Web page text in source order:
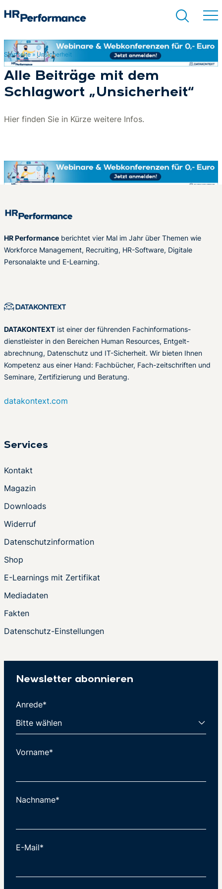
Suchen
Startseite» Unsicherheit
Alle Beiträge mit dem
Schlagwort „Unsicherheit“
Hier finden Sie in Kürze weitere Infos.
HR Performance berichtet vier Mal im Jahr über Themen wie
Workforce Management, Recruiting, HR-Software, Digitale
Personalakte und E-Learning.
DATAKONTEXT ist einer der führenden Fachinformations-
dienstleister in den Bereichen Human Resources, Entgelt-
abrechnung, Datenschutz und IT-Sicherheit. Wir bieten Ihnen
Kompetenz aus einer Hand: Fachbücher, Fach-zeitschriften und
Seminare, Zertifizierung und Beratung.
datakontext.com
Services
Kontakt
Magazin
Downloads
Widerruf
Datenschutzinformation
Shop
E-Learnings mit Zertifikat
Mediadaten
Fakten
Datenschutz-Einstellungen
Newsletter abonnieren
Anrede*
Vorname*
Nachname*
E-Mail*